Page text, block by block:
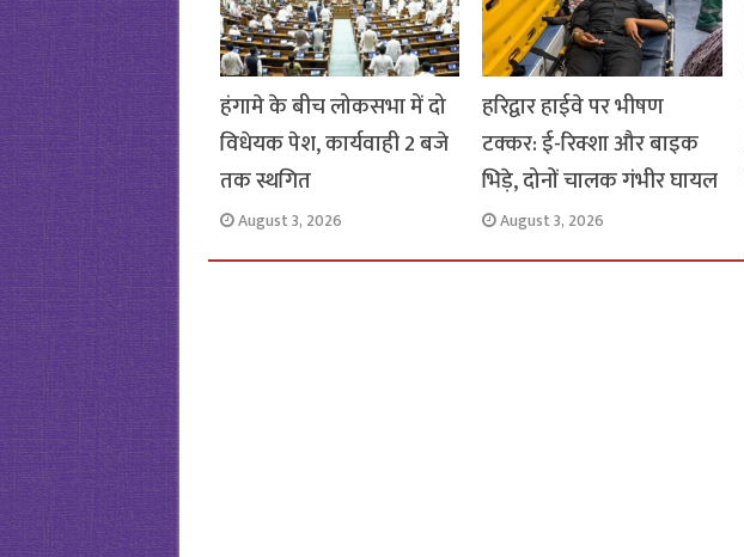
हंगामे के बीच लोकसभा में दो
विधेयक पेश, कार्यवाही 2 बजे
तक स्थगित
August 3, 2026
हरिद्वार हाईवे पर भीषण
टक्कर: ई-रिक्शा और बाइक
भिड़े, दोनों चालक गंभीर घायल
August 3, 2026